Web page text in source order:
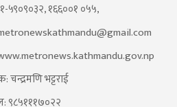
५९०९०३२, १६६००१ ०५५,
चन्द्रमणि भट्टराई
९८५१११७०२२